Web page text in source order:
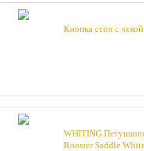
Кнопка стоп с
WHITING
Rooster Saddle